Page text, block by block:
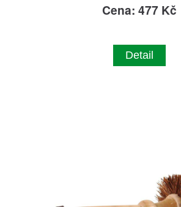
Cena: 477 Kč
Detail